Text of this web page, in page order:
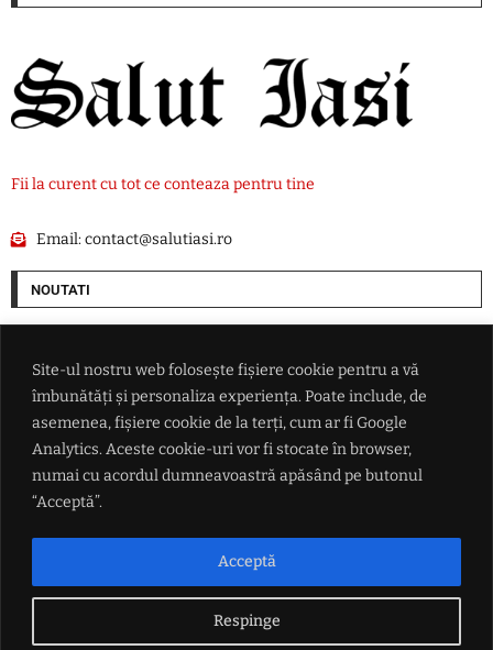
Site-ul nostru web folosește fișiere cookie pentru a vă
îmbunătăți și personaliza experiența. Poate include, de
asemenea, fișiere cookie de la terți, cum ar fi Google
Analytics. Aceste cookie-uri vor fi stocate în browser,
numai cu acordul dumneavoastră apăsând pe butonul
“Acceptă”.
Respinge
Acceptă
Fii la curent cu tot ce conteaza pentru tine
Email:contact@salutiasi.ro
NOUTATI
are legături cu Donald Trump începe goana după petrolul de sub gheață
Ce i-a promis Aleksandar Vučić lui Zelenski în fața întregii lumi, dar și
ce refuză categoric
Conflictul din Marea Neagră scapă de sub control: măsura radicală